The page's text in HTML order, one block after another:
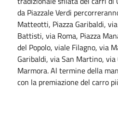
da Piazzale Verdi
Matteotti, Piazza Garibaldi,
Battisti, via Roma, Piazza
del Popolo, viale Filagno, via
Garibaldi, via San Martino, via
Marmora. Al termine della
con la premiazione del carro